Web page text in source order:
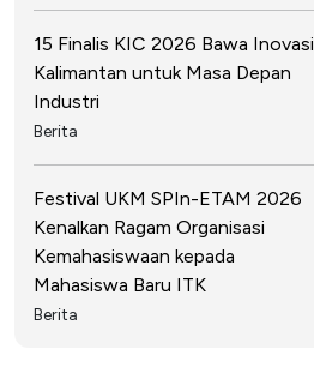
15 Finalis KIC 2026 Bawa Inovasi
Kalimantan untuk Masa Depan
Industri
Berita
Festival UKM SPIn-ETAM 2026
Kenalkan Ragam Organisasi
Kemahasiswaan kepada
Mahasiswa Baru ITK
Berita